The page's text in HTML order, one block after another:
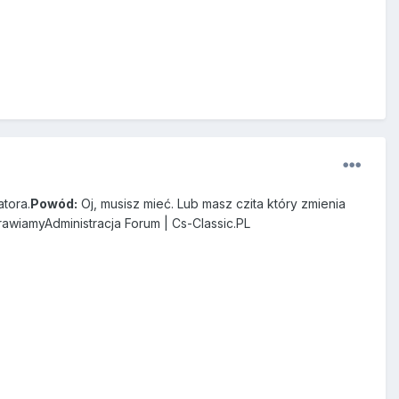
Powód: Oj, musisz mieć. Lub masz czita który zmienia
Forum | Cs-Classic.PL